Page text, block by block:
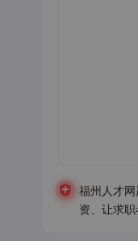
福州人才
资、让求